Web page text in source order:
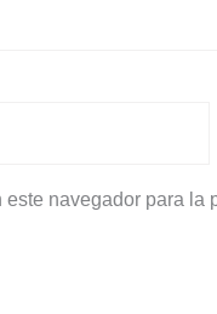
navegador para la